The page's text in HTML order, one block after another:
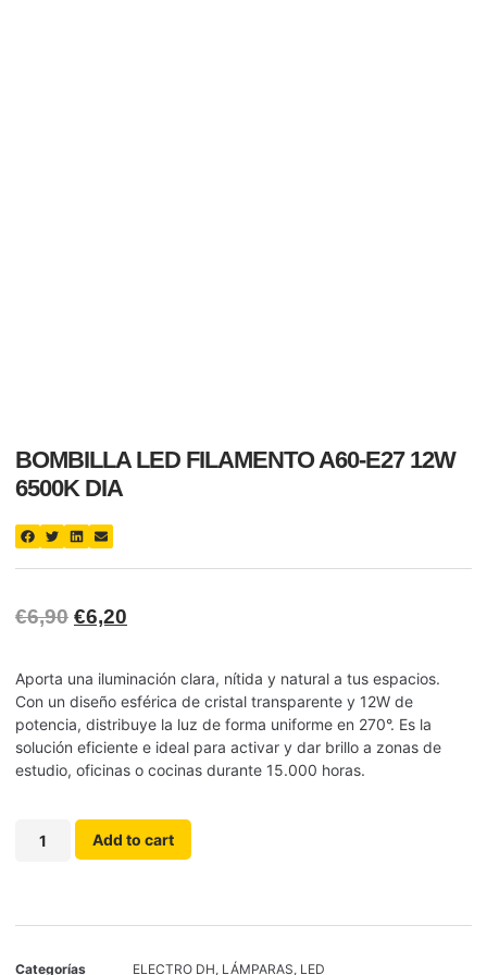
BOMBILLA LED FILAMENTO A60-E27 12W
6500K DIA
€6,90 €6,20
Aporta una iluminación clara, nítida y natural a tus espacios.
Con un diseño esférica de cristal transparente y 12W de
potencia, distribuye la luz de forma uniforme en 270°. Es la
solución eficiente e ideal para activar y dar brillo a zonas de
estudio, oficinas o cocinas durante 15.000 horas.
Add to cart
Categorías ELECTRO DH, LÁMPARAS, LED